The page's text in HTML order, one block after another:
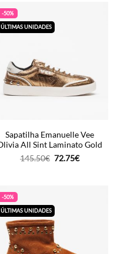
-50%
ÚLTIMAS UNIDADES
Sapatilha Emanuelle Vee
All Sint Laminato Gold
145.50€ O
72.75€O
-50%
ÚLTIMAS UNIDADES